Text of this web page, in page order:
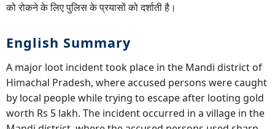
को रोकने के लिए पुलिस के प्रयासों को दर्शाती है।
English Summary
A major loot incident took place in the Mandi district of
Himachal Pradesh, where accused persons were caught
by local people while trying to escape after looting gold
worth Rs 5 lakh. The incident occurred in a village in the